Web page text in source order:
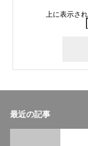
上に表示さ
最近の記事